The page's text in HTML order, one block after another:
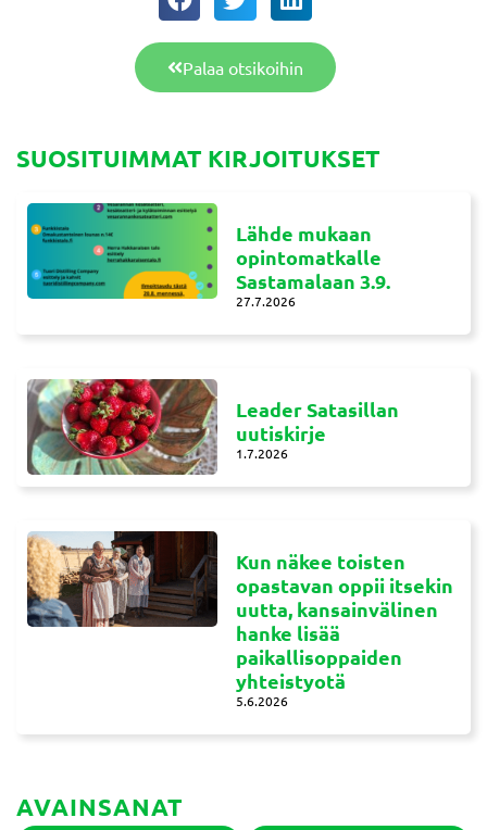
Palaa otsikoihin
SUOSITUIMMAT KIRJOITUKSET
Lähde mukaan
opintomatkalle
Sastamalaan 3.9.
27.7.2026
Leader Satasillan
uutiskirje
1.7.2026
Kun näkee toisten
opastavan oppii itsekin
uutta, kansainvälinen
hanke lisää
paikallisoppaiden
yhteistyotä
5.6.2026
AVAINSANAT